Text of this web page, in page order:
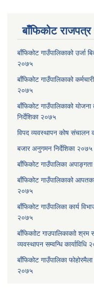
बाँफिकोट
बाँफिकोट गाउँपालिकाको उर्जा
२०७५
बाँफिकोट गाउँपालिकाको
२०७५
बाँफिकोट गाउँपालिकाको
निर्देशिका २०७५
विपद व्यवस्थापन कोष संचालन
बजार अनुगमन निर्देशिका २०७५
बाँफिकोट गाउँपालिका
बाँफिकोट गाउँपालिकाको
२०७५
बाँफिकोट गाउँपालिका कार्य
२०७५
बाँफिकाोट गाउपालिकाकाो
व्यवस्थापन सम्वन्धि कार्याविधि
बाँफिकोट गाउँपालिका
२०७५